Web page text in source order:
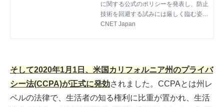
に関する公式のポリシーを発表し、防止
技術を回避する試みには厳しく臨む姿勢
を示した。
CNET Japan
そして2020年1月1日、米国カリフォルニア州のプライバ
シー法(CCPA)が正式に発効されました。CCPAとは州レ
ベルの法律で、生活者の知る権利に比重が置かれ、生活